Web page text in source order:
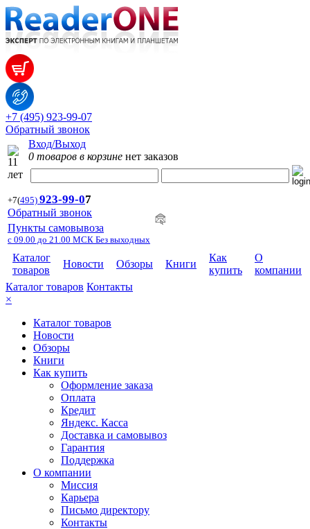
+7 (495) 923-99-07
Обратный звонок
Вход/Выход
0 товаров в корзине нет заказов
+7(495) 923-99-07
Обратный звонок
Пункты самовывоза
с 09.00 до 21.00 МСК Без выходных
Каталог
товаров
Новости Обзоры Книги
Как
купить
О
компании
Каталог товаров Контакты
×
Каталог товаров
Новости
Обзоры
Книги
Как купить
Оформление заказа
Оплата
Кредит
Яндекс. Касса
Доставка и самовывоз
Гарантия
Поддержка
О компании
Миссия
Карьера
Письмо директору
Контакты